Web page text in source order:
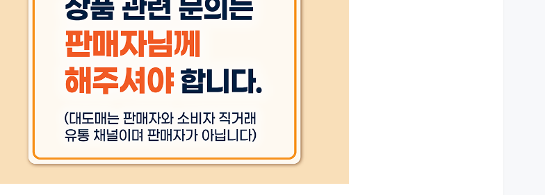
세탁방법 및 취급시 주의사항 상품 상세설명 참조
품질보증기준
주문후 예상 배송기간 상품 상세설명 참조